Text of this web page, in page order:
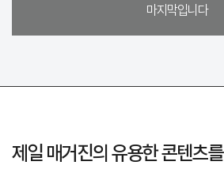
마지막입니다
제일 매거진의 유용한 콘텐츠를